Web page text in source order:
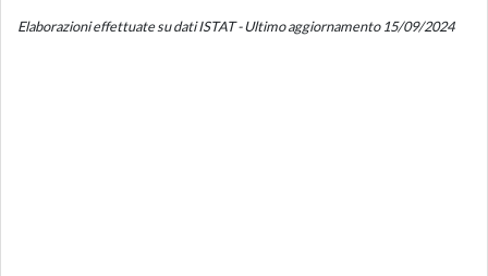
Elaborazioni effettuate su dati ISTAT - Ultimo aggiornamento 15/09/2024